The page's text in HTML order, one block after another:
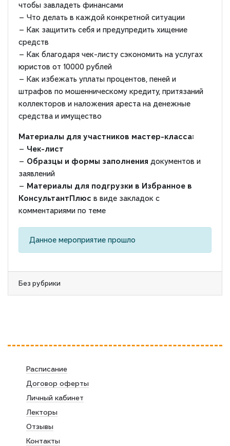
чтобы завладеть финансами
— Что делать в каждой конкретной ситуации
— Как защитить себя и предупредить хищение
средств
— Как благодаря чек-листу сэкономить на услугах
юристов от 10000 рублей
— Как избежать уплаты процентов, пеней и
штрафов по мошенническому кредиту, притязаний
коллекторов и наложения ареста на денежные
средства и имущество
Материалы для участников мастер-класса:
— Чек-лист
— Образцы и формы заполнения документов и
заявлений
— Материалы для подгрузки в Избранное в
КонсультантПлюс в виде закладок с
комментариями по теме
Данное мероприятие прошло
Без рубрики
Расписание
Договор оферты
Личный кабинет
Лекторы
Отзывы
Контакты